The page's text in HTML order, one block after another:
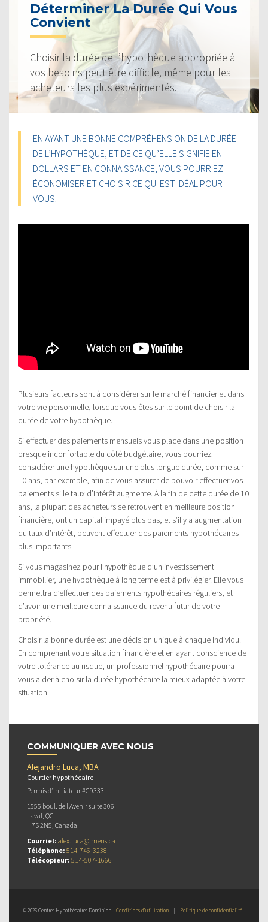
Déterminer La Durée Qui Vous
Convient
Choisir la durée de l’hypothèque appropriée à
vos besoins peut être difficile, même pour les
acheteurs les plus expérimentés.
EN AYANT UNE BONNE COMPRÉHENSION DE LA DURÉE
DE L’HYPOTHÈQUE, ET DE CE QU’ELLE SIGNIFIE EN
DOLLARS ET EN CONNAISSANCE, VOUS POURRIEZ
ÉCONOMISER ET CHOISIR CE QUI EST IDÉAL POUR
VOUS.
Plusieurs facteurs sont à considérer sur le marché financier et dans
votre vie personnelle, lorsque vous êtes sur le point de choisir la
durée de votre hypothèque.
Si effectuer des paiements mensuels vous place dans une position
presque inconfortable du côté budgétaire, vous pourriez
considérer une hypothèque sur une plus longue durée, comme sur
10 ans, par exemple, afin de vous assurer de pouvoir effectuer vos
paiements si le taux d’intérêt augmente. À la fin de cette durée de 10
ans, la plupart des acheteurs se retrouvent en meilleure position
financière, ont un capital impayé plus bas, et s’il y a augmentation
du taux d’intérêt, peuvent effectuer des paiements hypothécaires
plus importants.
Si vous magasinez pour l’hypothèque d’un investissement
immobilier, une hypothèque à long terme est à privilégier. Elle vous
permettra d’effectuer des paiements hypothécaires réguliers, et
d’avoir une meilleure connaissance du revenu futur de votre
propriété.
Choisir la bonne durée est une décision unique à chaque individu.
En comprenant votre situation financière et en ayant conscience de
votre tolérance au risque, un professionnel hypothécaire pourra
vous aider à choisir la durée hypothécaire la mieux adaptée à votre
situation.
COMMUNIQUER AVEC NOUS
Alejandro Luca, MBA
Courtier hypothécaire
Permis d’initiateur #G9333
1555 boul. de l'Avenir suite 306
Laval, QC
H7S 2N5, Canada
Courriel: alex.luca@imeris.ca
Téléphone: 514-746-3238
Télécopieur: 514-507-1666
© 2026 Centres Hypothécaires Dominion Conditions d’utilisation | Politique de confidentialité